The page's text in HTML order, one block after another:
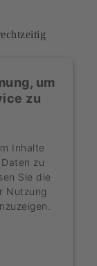
um
zu
Inhalte
zu
Sie die
Nutzung